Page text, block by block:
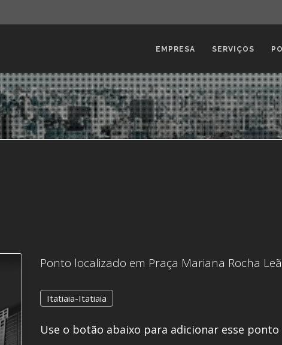
EMPRESA SERVIÇOS
Ponto localizado em Praça Mariana Rocha
Itatiaia-Itatiaia
Use o botão abaixo para adicionar esse